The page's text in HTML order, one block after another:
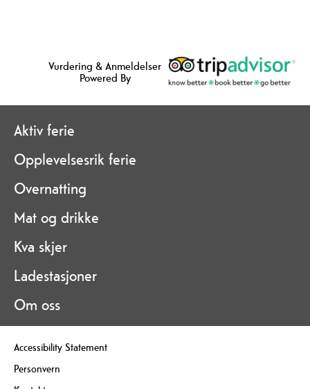
Vurdering & Anmeldelser
Powered By
Aktiv ferie
Opplevelsesrik ferie
Overnatting
Mat og drikke
Kva skjer
Ladestasjoner
Om oss
Accessibility Statement
Personvern